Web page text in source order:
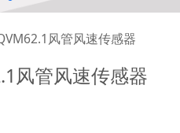
风
风管风速传感器
风管风速传感器